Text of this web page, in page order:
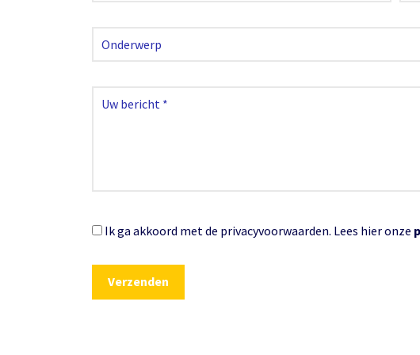
Ik ga akkoord met de privacyvoorwaarden. Lees hier onze